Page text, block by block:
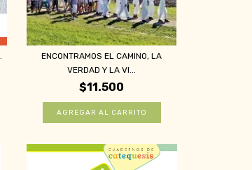
ENCONTRAMOS EL CAMINO, LA
VERDAD Y LA VI...
$11.500